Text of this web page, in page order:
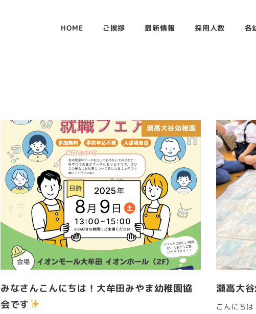
HOME ご挨拶 最新情報 採用人数 各
瀬高大谷幼稚園
みなさんこんにちは！大牟田みやま幼稚園協
会です
瀬高大
こんにち